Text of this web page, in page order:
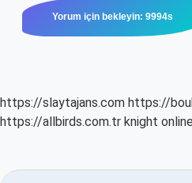
https://slaytajans.com https://
https://allbirds.com.tr knight online